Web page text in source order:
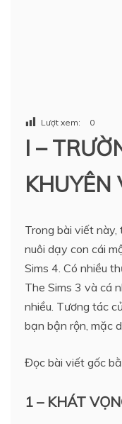
Lượt xem: 0
I –
KHUYÊN
Trong bài viết
nuôi dạy con cái
Sims 4. Có nhiều
The Sims 3 và cá
nhiều. Tương tác
bạn bận rộn, mặc
Đọc bài viết gốc
1 – KHÁT